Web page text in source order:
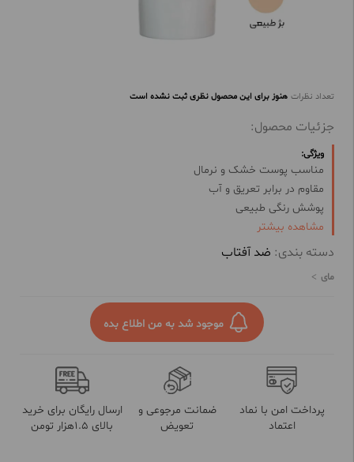
تعداد نظرات هنوز برای این محصول نظری ثبت نشده است
جزئیات محصول:
ویژگی:
مناسب پوست خشک و نرمال
مقاوم در برابر تعریق و آب
پوشش رنگی طبیعی
فاقد اسانس
حاوی عصاره آلوئه ورا و ویتامین E و C
دارای خاصیت نرم کنندگی و مرطوب کنندگی
مشاهده بیشتر
دسته بندی: ضد آفتاب
مای
موجود شد به من اطلاع بده
پرداخت امن با نماد
اعتماد
ضمانت مرجوعی و
تعویض
ارسال رایگان برای خرید
بالای 1.5هزار تومن